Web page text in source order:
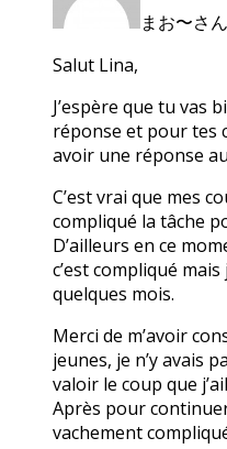
まお〜さん
Salut Lina,
J’espère que tu vas
réponse et pour tes
avoir une réponse
C’est vrai que mes
compliqué la tâche
D’ailleurs en ce
c’est compliqué
quelques mois.
Merci de m’avoir
jeunes, je n’y avais
valoir le coup que
Après pour
vachement